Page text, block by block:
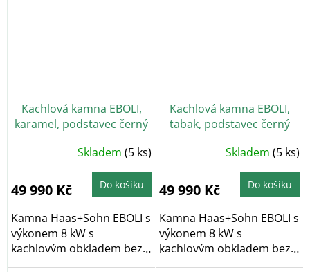
Kachlová kamna EBOLI,
karamel, podstavec černý
Skladem (5 ks)
49 990 Kč Do košíku
Kamna Haas+Sohn EBOLI s
výkonem 8 kW s
kachlovým obkladem bez
dekoru v barvě...
Kachlová kamna EBOLI,
tabak, podstavec černý
Skladem (5 ks)
49 990 Kč Do košíku
Kamna Haas+Sohn EBOLI s
výkonem 8 kW s
kachlovým obkladem bez
dekoru v barvě...